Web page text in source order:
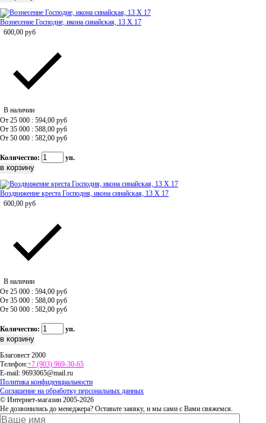
Вознесение Господне, икона синайская, 13 Х 17
600,00 руб
В наличии
От 25 000 : 594,00 руб
От 35 000 : 588,00 руб
От 50 000 : 582,00 руб
Количество: уп.
Воздвижение креста Господня, икона синайская, 13 Х 17
600,00 руб
В наличии
От 25 000 : 594,00 руб
От 35 000 : 588,00 руб
От 50 000 : 582,00 руб
Количество: уп.
Благовест 2000
Телефон:+7 (903) 969-30-65
E-mail: 9693065@mail.ru
Политика конфиденциальности
Соглашение на обработку персональных данных
© Интернет-магазин 2005-2026
Не дозвонились до менеджера? Оставьте заявку, и мы сами с Вами свяжемся.